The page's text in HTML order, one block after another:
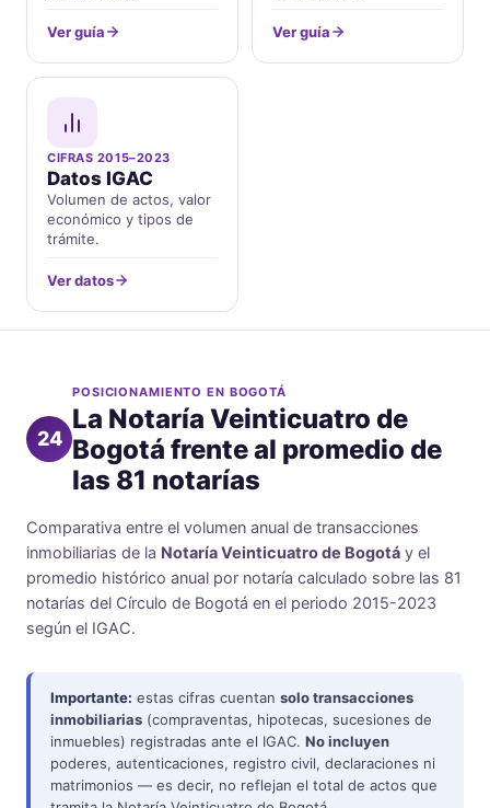
Ver guía Ver guía
CIFRAS 2015–2023
Datos IGAC
Volumen de actos, valor
económico y tipos de
trámite.
Ver datos
24
POSICIONAMIENTO EN BOGOTÁ
La Notaría Veinticuatro de
Bogotá frente al promedio de
las 81 notarías
Comparativa entre el volumen anual de transacciones
inmobiliarias de la Notaría Veinticuatro de Bogotá y el
promedio histórico anual por notaría calculado sobre las 81
notarías del Círculo de Bogotá en el periodo 2015-2023
según el IGAC.
Importante: estas cifras cuentan solo transacciones
inmobiliarias (compraventas, hipotecas, sucesiones de
inmuebles) registradas ante el IGAC. No incluyen
poderes, autenticaciones, registro civil, declaraciones ni
matrimonios — es decir, no reflejan el total de actos que